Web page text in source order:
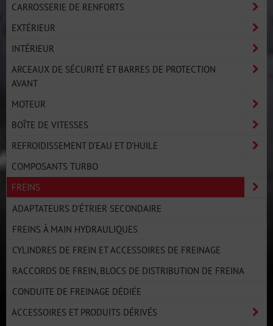
CARROSSERIE DE RENFORTS
EXTÉRIEUR
INTÉRIEUR
ARCEAUX DE SÉCURITÉ ET BARRES DE PROTECTION
AVANT
MOTEUR
BOÎTE DE VITESSES
REFROIDISSEMENT D'EAU ET D'HUILE
COMPOSANTS TURBO
FREINS
ADAPTATEURS D'ÉTRIER SECONDAIRE
FREINS À MAIN HYDRAULIQUES
CYLINDRES DE FREIN ET ACCESSOIRES DE FREINAGE
RACCORDS DE FREIN, BLOCS DE DISTRIBUTION DE FREINA
CONDUITE DE FREINAGE DÉDIÉE
ACCESSOIRES ET PRODUITS DÉRIVÉS